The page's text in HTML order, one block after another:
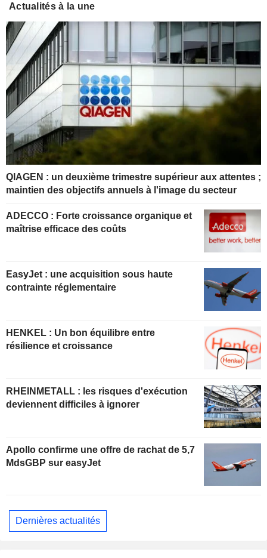
Actualités à la une
QIAGEN : un deuxième trimestre supérieur aux attentes ;
maintien des objectifs annuels à l'image du secteur
ADECCO : Forte croissance organique et
maîtrise efficace des coûts
EasyJet : une acquisition sous haute
contrainte réglementaire
HENKEL : Un bon équilibre entre
résilience et croissance
RHEINMETALL : les risques d'exécution
deviennent difficiles à ignorer
Apollo confirme une offre de rachat de 5,7
MdsGBP sur easyJet
Dernières actualités